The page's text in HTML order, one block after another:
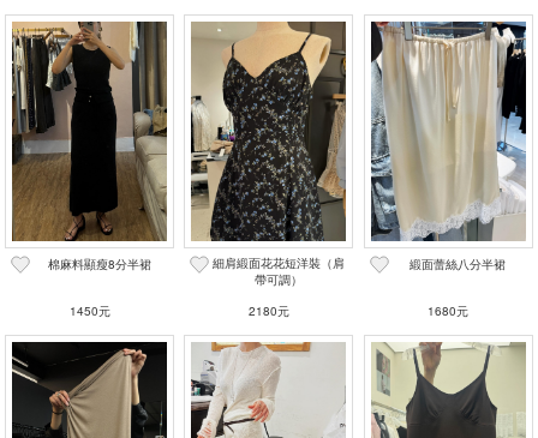
棉麻料顯瘦8分半裙
1450元
細肩緞面花花短洋裝（肩
帶可調）
2180元
緞面蕾絲八分半裙
1680元